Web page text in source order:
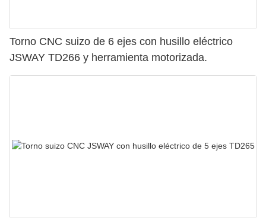
Torno CNC suizo de 6 ejes con husillo eléctrico
JSWAY TD266 y herramienta motorizada.